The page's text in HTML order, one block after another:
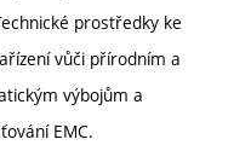
prostředky ke
vůči přírodním a
výbojům a
EMC.